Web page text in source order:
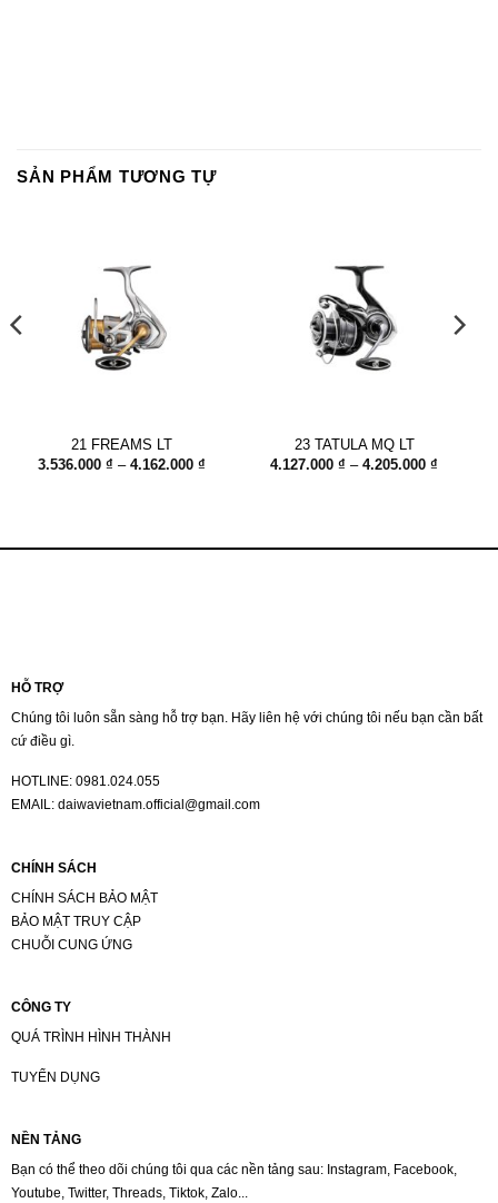
SẢN PHẨM TƯƠNG TỰ
21 FREAMS LT
3.536.000 ₫ – 4.162.000 ₫
23 TATULA MQ LT
4.127.000 ₫ – 4.205.000 ₫
₫.
HỖ TRỢ
Chúng tôi luôn sẵn sàng hỗ trợ bạn. Hãy liên hệ với chúng tôi nếu bạn cần bất
cứ điều gì.
HOTLINE: 0981.024.055
EMAIL: daiwavietnam.official@gmail.com
CHÍNH SÁCH
CHÍNH SÁCH BẢO MẬT
BẢO MẬT TRUY CẬP
CHUỖI CUNG ỨNG
CÔNG TY
QUÁ TRÌNH HÌNH THÀNH
TUYỂN DỤNG
NỀN TẢNG
Bạn có thể theo dõi chúng tôi qua các nền tảng sau: Instagram, Facebook,
Youtube, Twitter, Threads, Tiktok, Zalo...